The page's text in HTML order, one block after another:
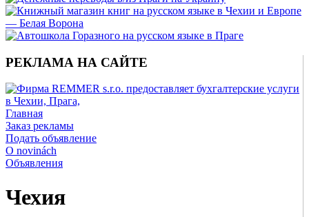
РЕКЛАМА НА САЙТЕ
Главная
Заказ рекламы
Подать объявление
O novinách
Объявления
Чехия